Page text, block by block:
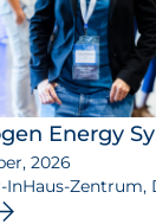
Energy
2026
InHaus-Zentrum,